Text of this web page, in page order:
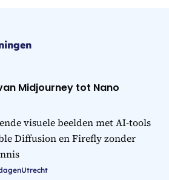
Midjourney tot Nano
visuele beelden met AI-tools
Diffusion en Firefly zonder
Utrecht